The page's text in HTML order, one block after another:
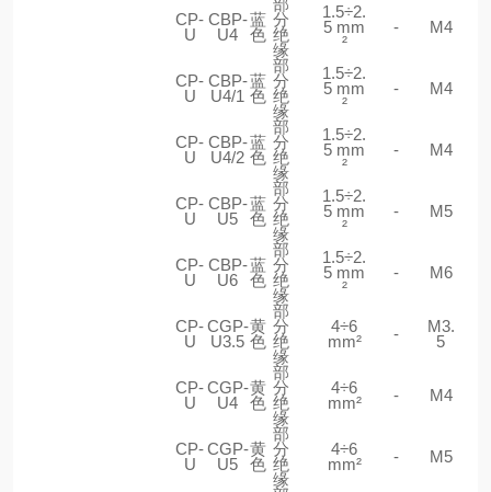
CP-
U
CBP-
U4
蓝
色
分
绝
缘
1.5÷2.
5 mm
²
- M4
CP-
U
CBP-
U4/1
蓝
色
部
分
绝
缘
1.5÷2.
5 mm
²
- M4
CP-
U
CBP-
U4/2
蓝
色
部
分
绝
缘
1.5÷2.
5 mm
²
- M4
CP-
U
CBP-
U5
蓝
色
部
分
绝
缘
1.5÷2.
5 mm
²
- M5
CP-
U
CBP-
U6
蓝
色
部
分
绝
缘
1.5÷2.
5 mm
²
- M6
CP-
U
CGP-
U3.5
黄
色
部
分
绝
缘
4÷6
mm²
-
M3.
5
CP-
U
CGP-
U4
黄
色
部
分
绝
缘
4÷6
mm²
- M4
CP-
U
CGP-
U5
黄
色
部
分
绝
缘
4÷6
mm²
- M5